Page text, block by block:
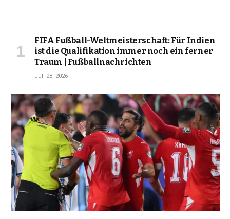
FIFA Fußball-Weltmeisterschaft: Für Indien
ist die Qualifikation immer noch ein ferner
Traum | Fußballnachrichten
Juli 28, 2026